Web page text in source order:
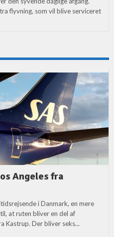
flyvning, som vil blive serviceret
Angeles fra
i Danmark, en mere
at ruten bliver en del af
Kastrup. Der bliver seks...